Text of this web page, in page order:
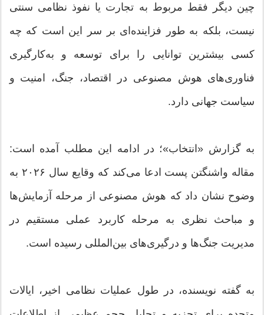
چین دیگر فقط مربوط به تجارت یا نفوذ نظامی سنتی
نیست، بلکه به طور فزاینده‌ای بر سر این است که چه
کسی بیشترین توانایی را برای توسعه و به‌کارگیری
فناوری‌های هوش مصنوعی در اقتصاد، جنگ، امنیت و
سیاست جهانی دارد.
به گزارش «انتخاب»؛ در ادامه این مطلب آمده است:
مقاله واشنگتن پست ادعا می‌کند که وقایع سال ۲۰۲۶ به
وضوح نشان داد که هوش مصنوعی از مرحله آزمایش‌ها
و مباحث نظری به مرحله کاربرد عملی مستقیم در
مدیریت جنگ‌ها و درگیری‌های بین‌المللی رسیده است.
به گفته نویسنده، در طول عملیات نظامی اخیر، ایالات